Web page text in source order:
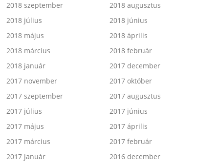
2018 szeptember
2018 augusztus
2018 július
2018 június
2018 május
2018 április
2018 március
2018 február
2018 január
2017 december
2017 november
2017 október
2017 szeptember
2017 augusztus
2017 július
2017 június
2017 május
2017 április
2017 március
2017 február
2017 január
2016 december